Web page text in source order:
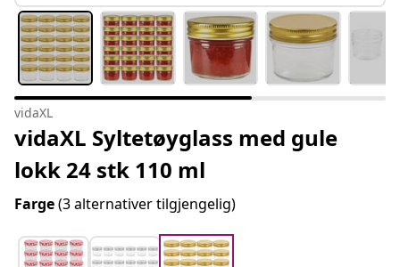
vidaXL
vidaXL Syltetøyglass med gule
lokk 24 stk 110 ml
Farge(3 alternativer tilgjengelig)